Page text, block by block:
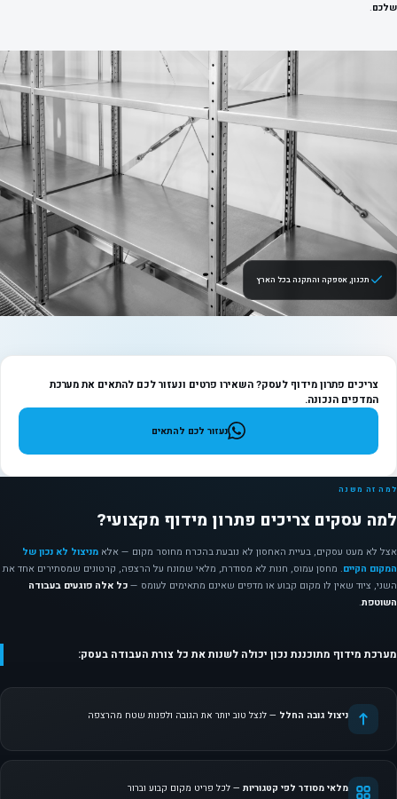
שלכם.
תכנון, אספקה והתקנה בכל הארץ
צריכים פתרון מידוף לעסק? השאירו פרטים ונעזור לכם להתאים את מערכת
המדפים הנכונה.
נעזור לכם להתאים
למה זה משנה
למה עסקים צריכים פתרון מידוף מקצועי?
אצל לא מעט עסקים, בעיית האחסון לא נובעת בהכרח מחוסר מקום — אלא מניצול לא נכון של
המקום הקיים. מחסן עמוס, חנות לא מסודרת, מלאי שמונח על הרצפה, קרטונים שמסתירים אחד את
השני, ציוד שאין לו מקום קבוע או מדפים שאינם מתאימים לעומס —כל אלה פוגעים בעבודה
השוטפת.
מערכת מידוף מתוכננת נכון יכולה לשנות את כל צורת העבודה בעסק:
ניצול גובה החלל — לנצל טוב יותר את הגובה ולפנות שטח מהרצפה
מלאי מסודר לפי קטגוריות — לכל פריט מקום קבוע וברור